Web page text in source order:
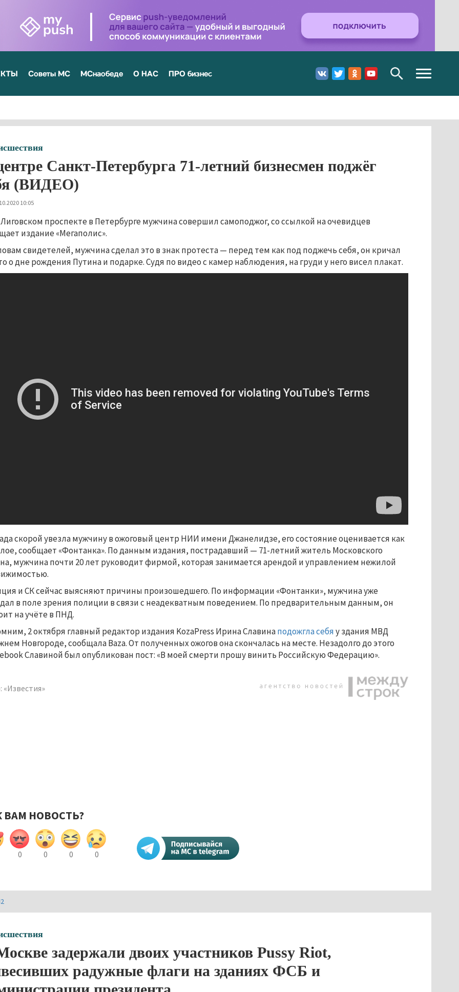
Советы МС МСнаобеде О НАС ПРО бизнес
Toggle
navigation
Санкт-Петербурга 71-летний бизнесмен поджёг
(ВИДЕО)
10:05
проспекте в Петербурге мужчина совершил самоподжог, со ссылкой на очевидцев
издание «Мегаполис».
свидетелей, мужчина сделал это в знак протеста — перед тем как под поджечь себя, он кричал
о дне рождения Путина и подарке. Судя по видео с камер наблюдения, на груди у него висел плакат.
скорой увезла мужчину в ожоговый центр НИИ имени Джанелидзе, его состояние оценивается как
сообщает «Фонтанка». По данным издания, пострадавший — 71-летний житель Московского
мужчина почти 20 лет руководит фирмой, которая занимается арендой и управлением нежилой
и СК сейчас выясняют причины произошедшего. По информации «Фонтанки», мужчина уже
в поле зрения полиции в связи с неадекватным поведением. По предварительным данным, он
на учёте в ПНД.
2 октября главный редактор издания KozaPress Ирина Славинаподожгла себяу здания МВД
Новгороде, сообщала Baza. От полученных ожогов она скончалась на месте. Незадолго до этого
Славиной был опубликован пост: «В моей смерти прошу винить Российскую Федерацию».
«Известия»
ВАМ НОВОСТЬ?
0 0 0 0
задержали двоих участников Pussy Riot,
радужные флаги на зданиях ФСБ и